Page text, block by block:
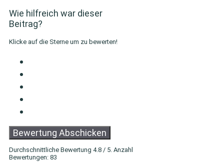
Wie hilfreich war dieser
Beitrag?
Klicke auf die Sterne um zu bewerten!
Bewertung Abschicken
Durchschnittliche Bewertung 4.8 / 5. Anzahl
Bewertungen: 83